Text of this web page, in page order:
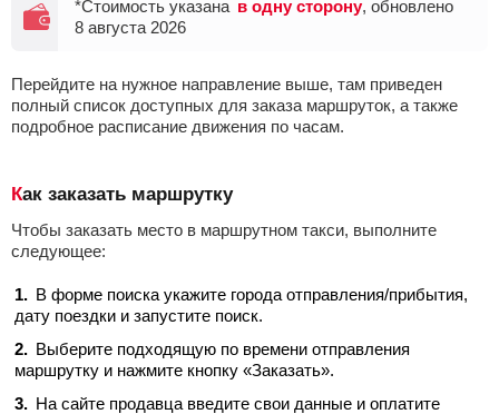
*Стоимость указана в одну сторону, обновлено
8 августа 2026
Перейдите на нужное направление выше, там приведен
полный список доступных для заказа маршруток, а также
подробное расписание движения по часам.
Как заказать маршрутку
Чтобы заказать место в маршрутном такси, выполните
следующее:
В форме поиска укажите города отправления/прибытия,
дату поездки и запустите поиск.
Выберите подходящую по времени отправления
маршрутку и нажмите кнопку «Заказать».
На сайте продавца введите свои данные и оплатите